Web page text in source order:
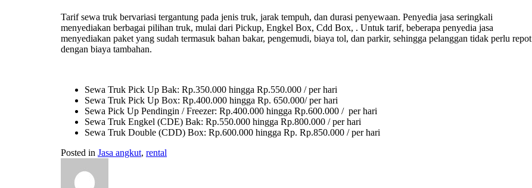
Tarif sewa truk bervariasi tergantung pada jenis truk, jarak tempuh, dan durasi penyewaan. Penyedia jasa seringkali
menyediakan berbagai pilihan truk, mulai dari Pickup, Engkel Box, Cdd Box, . Untuk tarif, beberapa penyedia jasa
menyediakan paket yang sudah termasuk bahan bakar, pengemudi, biaya tol, dan parkir, sehingga pelanggan tidak perlu repot
dengan biaya tambahan.
Sewa Truk Pick Up Bak: Rp.350.000 hingga Rp.550.000 / per hari
Sewa Truk Pick Up Box: Rp.400.000 hingga Rp. 650.000/ per hari
Sewa Pick Up Pendingin / Freezer: Rp.400.000 hingga Rp.600.000 / per hari
Sewa Truk Engkel (CDE) Bak: Rp.550.000 hingga Rp.800.000 / per hari
Sewa Truk Double (CDD) Box: Rp.600.000 hingga Rp. Rp.850.000 / per hari
Posted in Jasa angkut, rental